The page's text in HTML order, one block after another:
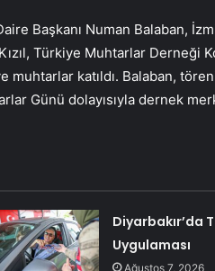
Başkanı Numan Balaban,
Türkiye Muhtarlar Derneği
muhtarlar katıldı. Balaban,
Günü dolayısıyla dernek
Diyarbakır’da
Uygulaması
Ağustos 7, 2026